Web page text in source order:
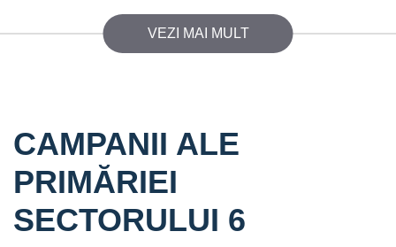
VEZI MAI MULT
CAMPANII ALE
PRIMĂRIEI
SECTORULUI 6